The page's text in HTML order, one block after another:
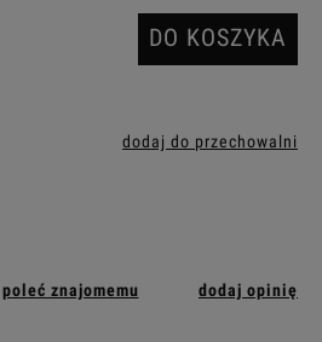
DO KOSZYKA
dodaj do przechowalni
poleć znajomemu dodaj opinię